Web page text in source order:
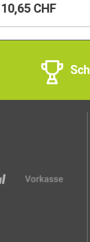
10,65 CHF